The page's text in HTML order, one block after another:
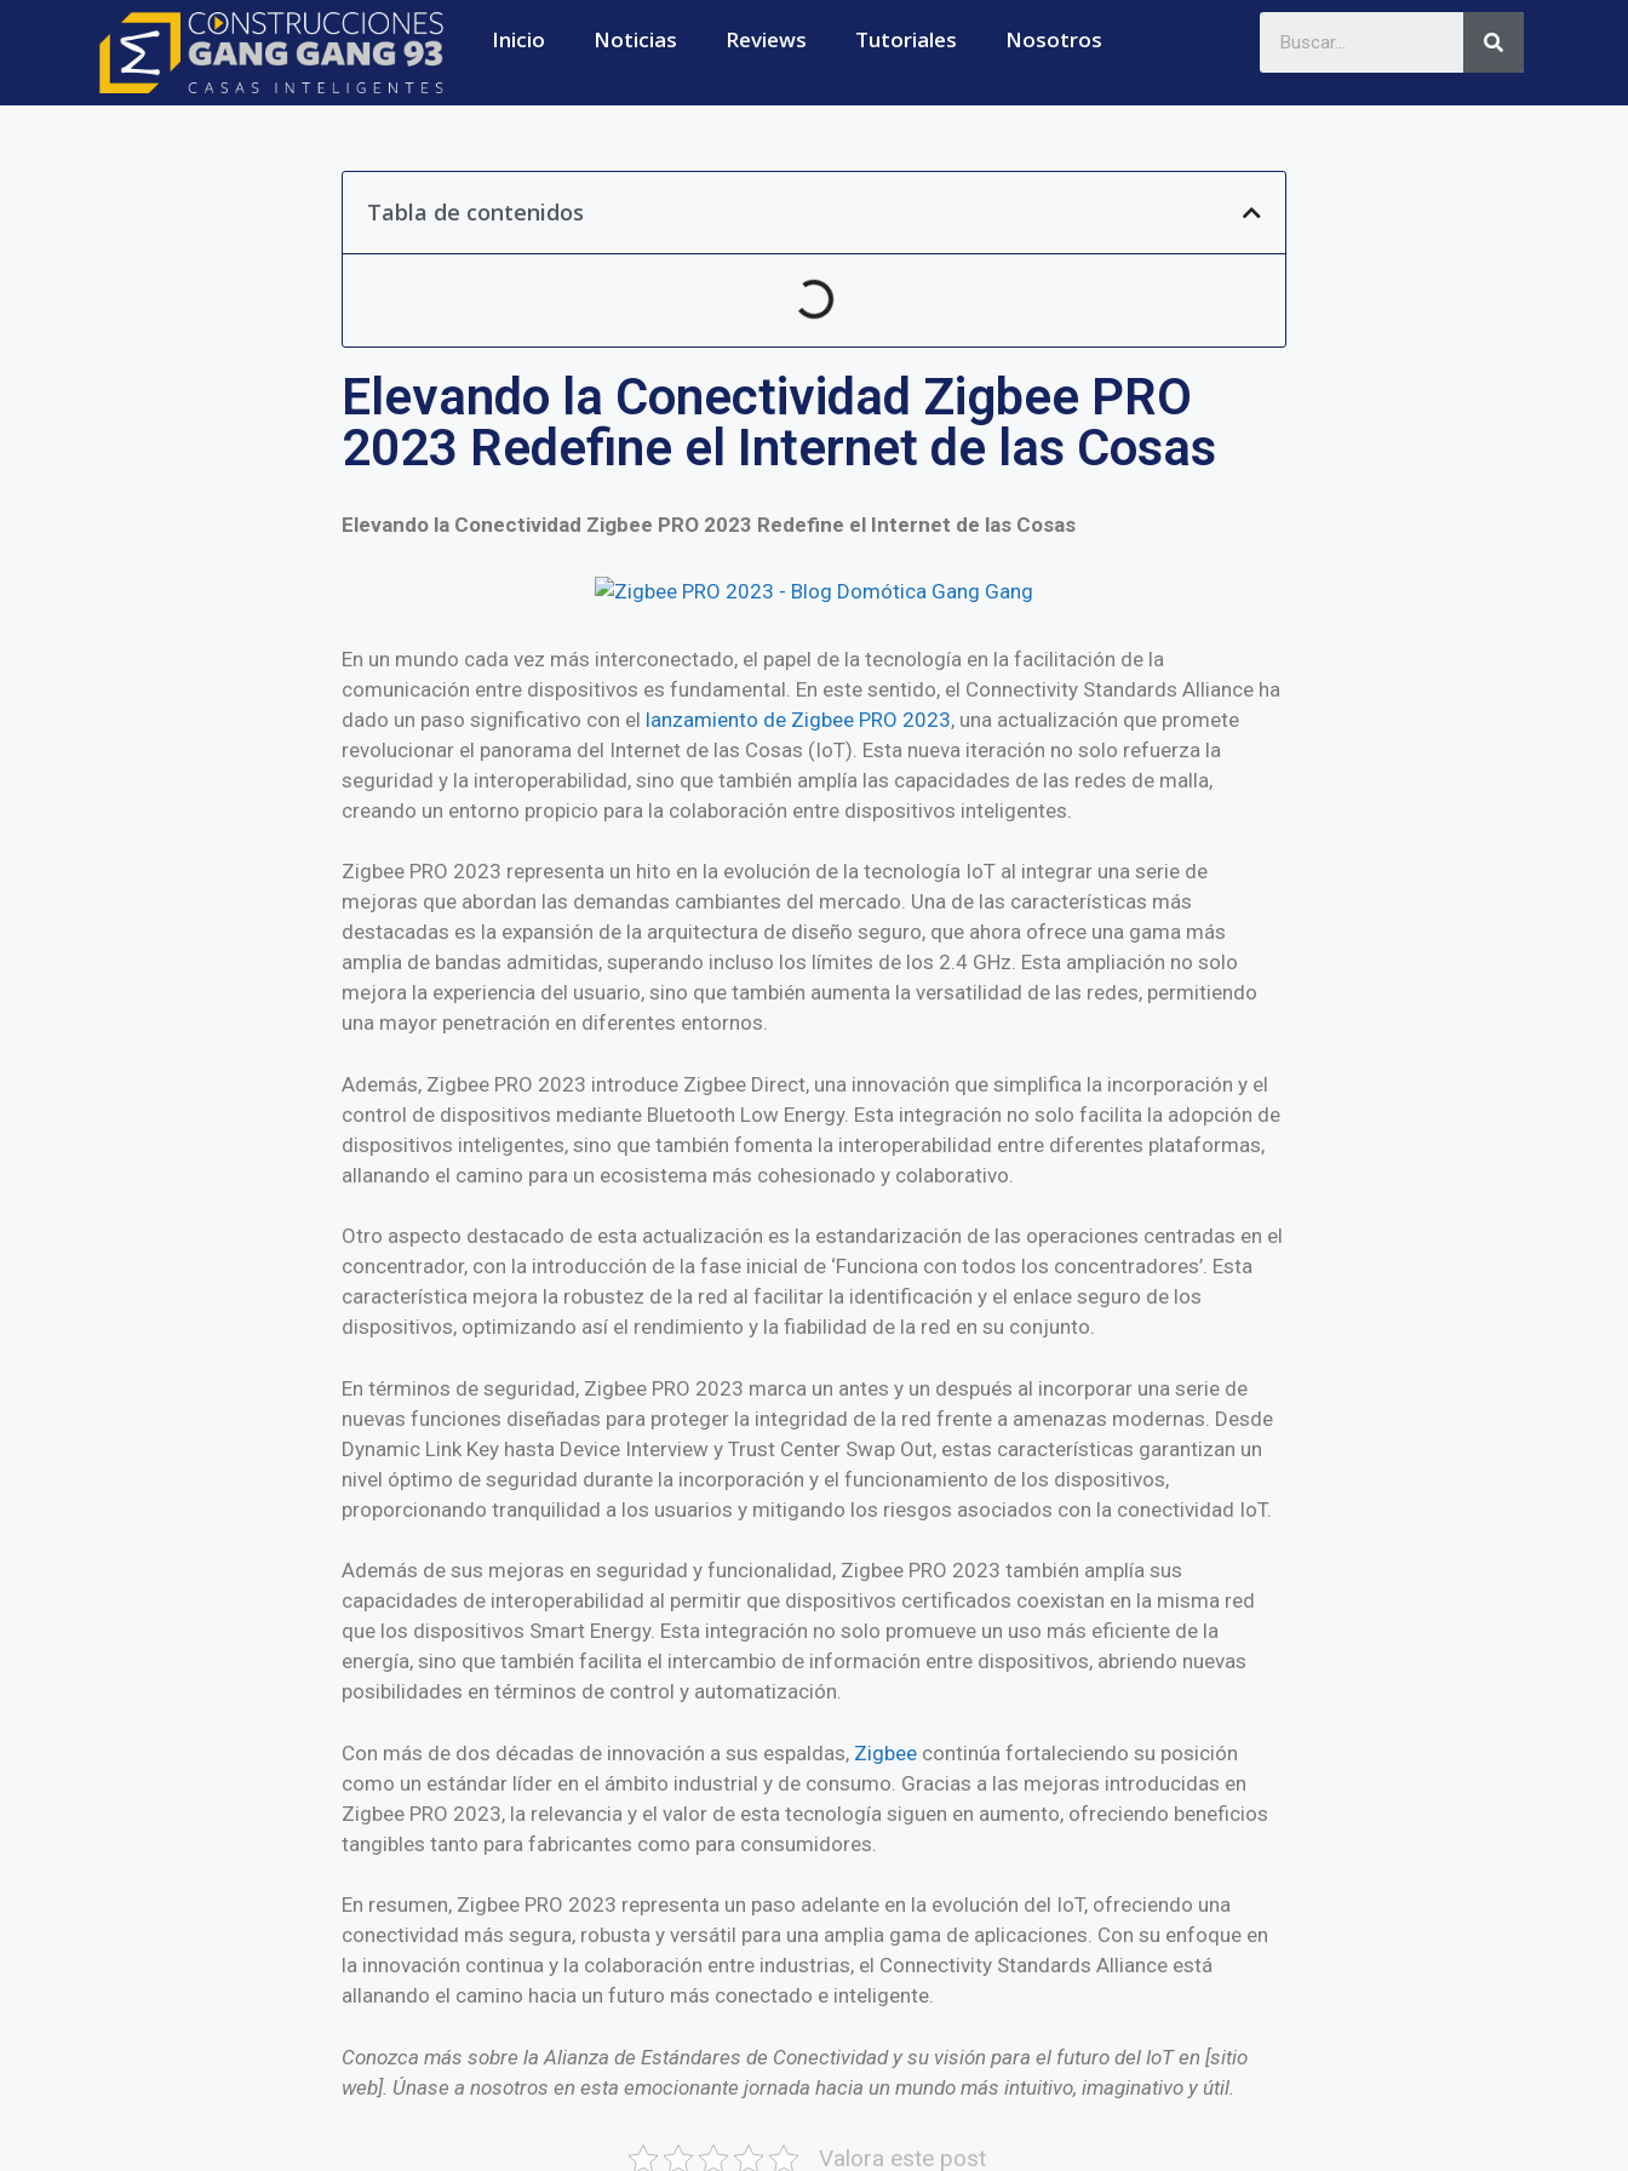
Inicio Noticias Reviews Tutoriales Nosotros
Tabla de contenidos
Elevando la Conectividad Zigbee PRO
2023 Redefine el Internet de las Cosas
Elevando la Conectividad Zigbee PRO 2023 Redefine el Internet de las Cosas
En un mundo cada vez más interconectado, el papel de la tecnología en la facilitación de la
comunicación entre dispositivos es fundamental. En este sentido, el Connectivity Standards Alliance ha
dado un paso significativo con el lanzamiento de Zigbee PRO 2023, una actualización que promete
revolucionar el panorama del Internet de las Cosas (IoT). Esta nueva iteración no solo refuerza la
seguridad y la interoperabilidad, sino que también amplía las capacidades de las redes de malla,
creando un entorno propicio para la colaboración entre dispositivos inteligentes.
Zigbee PRO 2023 representa un hito en la evolución de la tecnología IoT al integrar una serie de
mejoras que abordan las demandas cambiantes del mercado. Una de las características más
destacadas es la expansión de la arquitectura de diseño seguro, que ahora ofrece una gama más
amplia de bandas admitidas, superando incluso los límites de los 2.4 GHz. Esta ampliación no solo
mejora la experiencia del usuario, sino que también aumenta la versatilidad de las redes, permitiendo
una mayor penetración en diferentes entornos.
Además, Zigbee PRO 2023 introduce Zigbee Direct, una innovación que simplifica la incorporación y el
control de dispositivos mediante Bluetooth Low Energy. Esta integración no solo facilita la adopción de
dispositivos inteligentes, sino que también fomenta la interoperabilidad entre diferentes plataformas,
allanando el camino para un ecosistema más cohesionado y colaborativo.
Otro aspecto destacado de esta actualización es la estandarización de las operaciones centradas en el
concentrador, con la introducción de la fase inicial de ‘Funciona con todos los concentradores’. Esta
característica mejora la robustez de la red al facilitar la identificación y el enlace seguro de los
dispositivos, optimizando así el rendimiento y la fiabilidad de la red en su conjunto.
En términos de seguridad, Zigbee PRO 2023 marca un antes y un después al incorporar una serie de
nuevas funciones diseñadas para proteger la integridad de la red frente a amenazas modernas. Desde
Dynamic Link Key hasta Device Interview y Trust Center Swap Out, estas características garantizan un
nivel óptimo de seguridad durante la incorporación y el funcionamiento de los dispositivos,
proporcionando tranquilidad a los usuarios y mitigando los riesgos asociados con la conectividad IoT.
Además de sus mejoras en seguridad y funcionalidad, Zigbee PRO 2023 también amplía sus
capacidades de interoperabilidad al permitir que dispositivos certificados coexistan en la misma red
que los dispositivos Smart Energy. Esta integración no solo promueve un uso más eficiente de la
energía, sino que también facilita el intercambio de información entre dispositivos, abriendo nuevas
posibilidades en términos de control y automatización.
Con más de dos décadas de innovación a sus espaldas, Zigbee continúa fortaleciendo su posición
como un estándar líder en el ámbito industrial y de consumo. Gracias a las mejoras introducidas en
Zigbee PRO 2023, la relevancia y el valor de esta tecnología siguen en aumento, ofreciendo beneficios
tangibles tanto para fabricantes como para consumidores.
En resumen, Zigbee PRO 2023 representa un paso adelante en la evolución del IoT, ofreciendo una
conectividad más segura, robusta y versátil para una amplia gama de aplicaciones. Con su enfoque en
la innovación continua y la colaboración entre industrias, el Connectivity Standards Alliance está
allanando el camino hacia un futuro más conectado e inteligente.
Conozca más sobre la Alianza de Estándares de Conectividad y su visión para el futuro del IoT en [sitio
web]. Únase a nosotros en esta emocionante jornada hacia un mundo más intuitivo, imaginativo y útil.
Valora este post